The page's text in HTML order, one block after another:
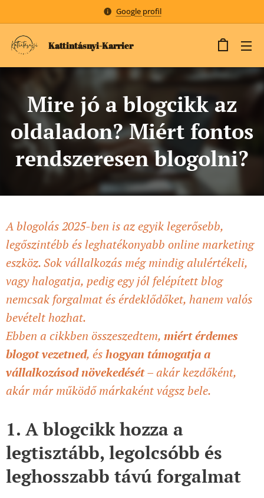
Google profil
Kattintásnyi-Karrier
Mire jó a blogcikk az
oldaladon? Miért fontos
rendszeresen blogolni?
A blogolás 2025-ben is az egyik legerősebb,
legőszintébb és leghatékonyabb online marketing
eszköz. Sok vállalkozás még mindig alulértékeli,
vagy halogatja, pedig egy jól felépített blog
nemcsak forgalmat és érdeklődőket, hanem valós
bevételt hozhat.
Ebben a cikkben összeszedtem, miért érdemes
blogot vezetned, éshogyan támogatja a
vállalkozásod növekedését– akár kezdőként,
akár már működő márkaként vágsz bele.
1. A blogcikk hozza a
legtisztább, legolcsóbb és
leghosszabb távú forgalmat